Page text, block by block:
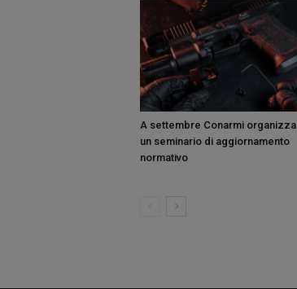
A settembre Conarmi organizza
un seminario di aggiornamento
normativo